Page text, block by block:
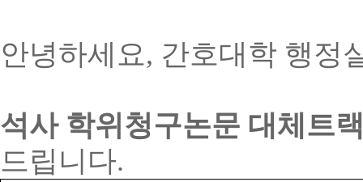
안녕하세요, 간호대학 행정
석사 학위청구논문 대체트
드립니다.